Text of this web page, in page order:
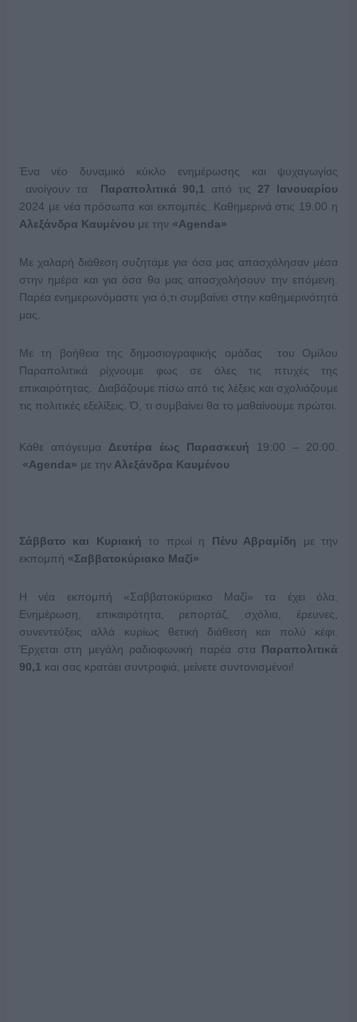
Ένα νέο δυναμικό κύκλο ενημέρωσης και ψυχαγωγίας
ανοίγουν τα Παραπολιτικά 90,1 από τις 27 Ιανουαρίου
2024 με νέα πρόσωπα και εκπομπές. Καθημερινά στις 19.00 η
Αλεξάνδρα Καυμένου με την «Αgenda»
Με χαλαρή διάθεση συζητάμε για όσα μας απασχόλησαν μέσα
στην ημέρα και για όσα θα μας απασχολήσουν την επόμενη.
Παρέα ενημερωνόμαστε για ό,τι συμβαίνει στην καθημερινότητά
μας.
Με τη βοήθεια της δημοσιογραφικής ομάδας του Ομίλου
Παραπολιτικά ρίχνουμε φως σε όλες τις πτυχές της
επικαιρότητας. Διαβάζουμε πίσω από τις λέξεις και σχολιάζουμε
τις πολιτικές εξελίξεις. Ό, τι συμβαίνει θα το μαθαίνουμε πρώτοι.
Κάθε απόγευμα Δευτέρα έως Παρασκευή
19:00 – 20:00.
«Αgenda» με την Αλεξάνδρα Καυμένου
Σάββατο και Κυριακή το πρωί η Πένυ Αβραμίδη με την
εκπομπή «Σαββατοκύριακο Μαζί»
Η νέα εκπομπή «Σαββατοκύριακο Μαζί» τα έχει όλα.
Ενημέρωση, επικαιρότητα, ρεπορτάζ, σχόλια, έρευνες,
συνεντεύξεις αλλά κυρίως θετική διάθεση και πολύ κέφι.
Έρχεται στη μεγάλη ραδιοφωνική παρέα στα Παραπολιτικά
90,1 και σας κρατάει συντροφιά, μείνετε συντονισμένοι!